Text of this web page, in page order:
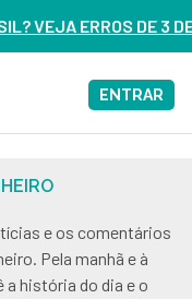
– ASSISTA AGORA
ENTRAR
e os comentários
Pela manhã e à
história do dia e o